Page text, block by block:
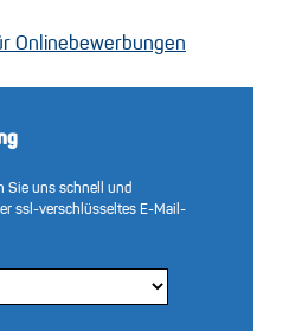
Onlinebewerbungen
Sie uns schnell und
ssl-verschlüsseltes E-Mail-